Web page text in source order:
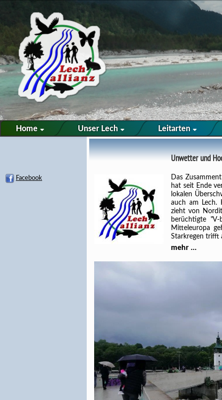
Home Unser Lech Leitarten
Facebook
Unwetter und
Das
hat seit Ende
lokalen
auch am Lech.
zieht von
berüchtigte
Mitteleuropa
Starkregen trifft
mehr ...